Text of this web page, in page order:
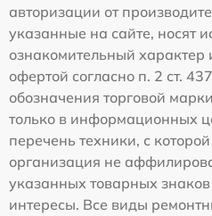
авторизации от
указанные на сайте, носят
ознакомительный характер
офертой согласно п. 2 ст.
обозначения торговой
только в информационных
перечень техники, с
организация не
указанных товарных
интересы. Все виды